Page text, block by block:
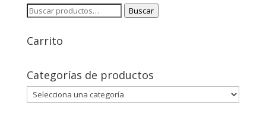
Buscar
Buscar
Carrito
Categorías de productos